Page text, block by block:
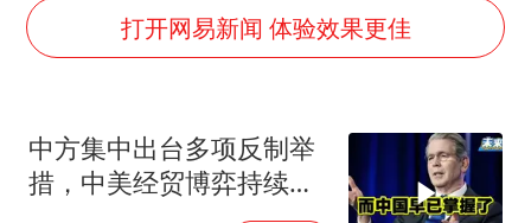
检测列车撞人致11死2伤 涉事单位被罚
宇树王兴兴被问了360多个问题
打开网易新闻 体验效果更佳
中方集中出台多项反制举
措，中美经贸博弈持续升